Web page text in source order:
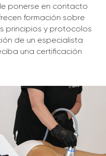
ponerse en contacto
formación sobre
principios y protocolos
de un especialista
una certificación